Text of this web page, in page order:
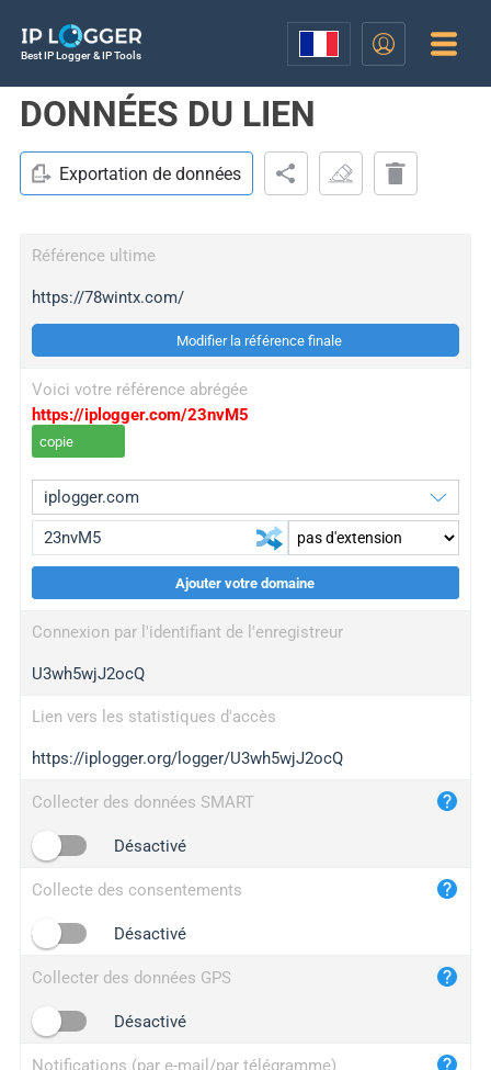
Best IP Logger & IP Tools
DONNÉES DU LIEN
Exportation de données
Référence ultime
https://78wintx.com/
Modifier la référence finale
Voici votre référence abrégée
https://iplogger.com/23nvM5
copie
wl.gl
ed.tc
iplogger.com
maper.info
2no.co
yip.su
iplogger.info
Ajouter votre domaine
Connexion par l'identifiant de l'enregistreur
U3wh5wjJ2ocQ
Lien vers les statistiques d'accès
https://iplogger.org/logger/U3wh5wjJ2ocQ
Collecter des données SMART
Désactivé
Collecte des consentements
Désactivé
Collecter des données GPS
Désactivé
Notifications (par e-mail/par télégramme)